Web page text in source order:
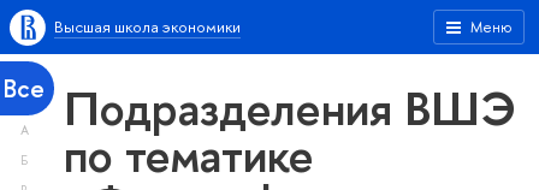
Меню
Высшая школа экономики
Все
А
Б
Подразделения ВШЭ
по тематике